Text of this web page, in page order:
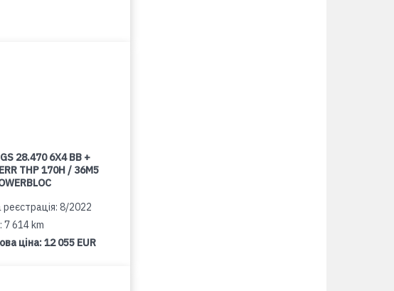
28.470 6X4 BB +
THP 170H / 36M5
8/2022
7 614 km
ціна:12 055 EUR